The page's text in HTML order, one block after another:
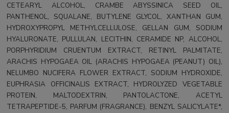
CETEARYL ALCOHOL, CRAMBE ABYSSINICA SEED OIL,
PANTHENOL, SQUALANE, BUTYLENE GLYCOL, XANTHAN GUM,
HYDROXYPROPYL METHYLCELLULOSE, GELLAN GUM, SODIUM
HYALURONATE, PULLULAN, LECITHIN, CERAMIDE NP, ALCOHOL,
PORPHYRIDIUM CRUENTUM EXTRACT, RETINYL PALMITATE,
ARACHIS HYPOGAEA OIL (ARACHIS HYPOGAEA (PEANUT) OIL),
NELUMBO NUCIFERA FLOWER EXTRACT, SODIUM HYDROXIDE,
EUPHRASIA OFFICINALIS EXTRACT, HYDROLYZED VEGETABLE
PROTEIN, MALTODEXTRIN, PANTOLACTONE, ACETYL
TETRAPEPTIDE-5, PARFUM (FRAGRANCE), BENZYL SALICYLATE*,